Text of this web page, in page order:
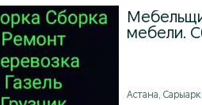
мебели.
Астана,